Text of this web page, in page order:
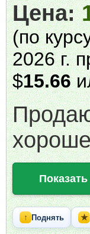
Цена:
(по
2026 г.
$15.66
↑ Поднять ★